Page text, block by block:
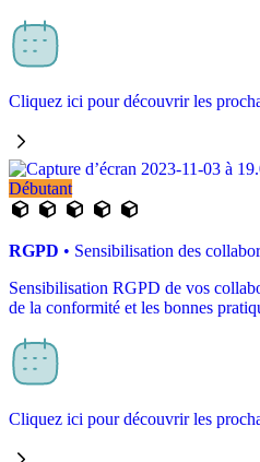
Cliquez ici pour découvrir les
Débutant
RGPD • Sensibilisation des
Sensibilisation RGPD de vos
de la conformité et les bonnes
Cliquez ici pour découvrir les